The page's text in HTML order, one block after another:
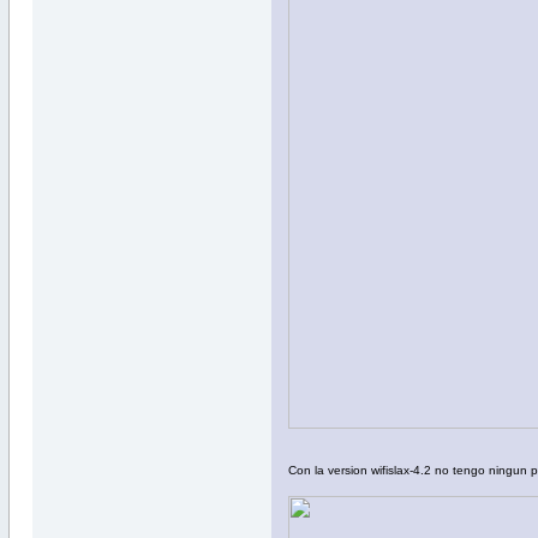
Con la version wifislax-4.2 no tengo ningun